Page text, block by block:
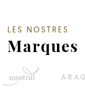
LES NOSTRES
Marques